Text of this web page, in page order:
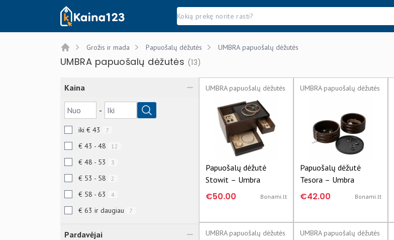
Kaina123.lt
Home
Grožis ir mada Papuošalų dėžutės UMBRA papuošalų dėžutės
UMBRA papuošalų dėžutės (13)
Kaina
-
iki € 43 7
€ 43 - 48 12
€ 48 - 53 3
€ 53 - 58 2
€ 58 - 63 4
€ 63 ir daugiau 7
Pardavėjai
UMBRA papuošalų dėžutės
Papuošalų dėžutė
Stowit – Umbra
€50.00 Bonami.lt
UMBRA papuošalų dėžutės
Papuošalų dėžutė
Tesora – Umbra
€42.00 Bonami.lt
UMBRA papuošalų dėžutės UMBRA papuošalų dėžutės